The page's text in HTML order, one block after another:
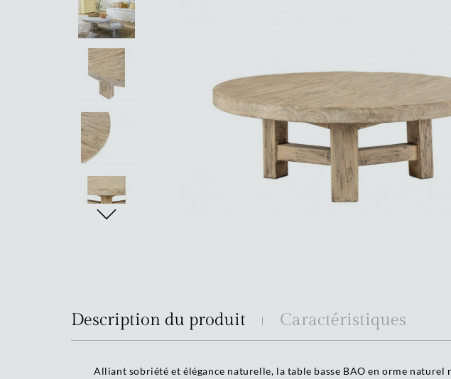
Description du produit Caractéristiques
Alliant sobriété et élégance naturelle, la table basse BAO en orme